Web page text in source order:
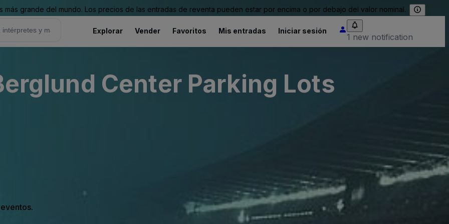
grande del mundo. Los precios de las entradas de reventa pueden estar por encima o por debajo del valor nominal.
Explorar Vender Favoritos Mis entradas Iniciar sesión
1 new notification
Center Parking Lots